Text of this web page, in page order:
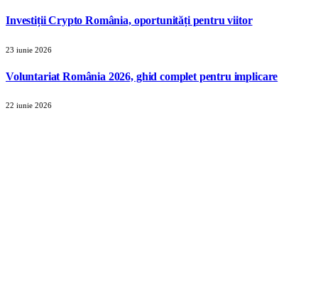
Investiții Crypto România, oportunități pentru viitor
23 iunie 2026
Voluntariat România 2026, ghid complet pentru implicare
22 iunie 2026